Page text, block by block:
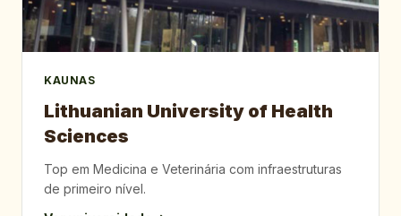
KAUNAS
Lithuanian University of Health
Sciences
Top em Medicina e Veterinária com infraestruturas
de primeiro nível.